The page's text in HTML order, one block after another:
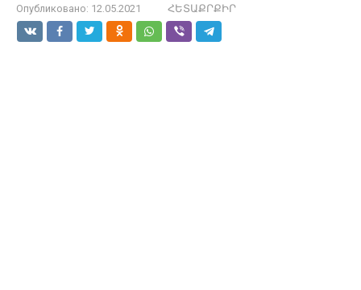
Опубликовано: 12.05.2021 ՀԵՏԱՔՐՔԻՐ